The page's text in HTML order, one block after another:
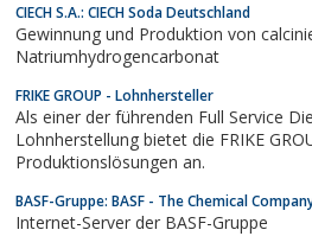
CIECH S.A.: CIECH Soda Deutschland
Gewinnung und Produktion von
Natriumhydrogencarbonat
FRIKE GROUP - Lohnhersteller
Als einer der führenden Full Service
Lohnherstellung bietet die FRIKE
Produktionslösungen an.
BASF-Gruppe: BASF - The Chemical
Internet-Server der BASF-Gruppe